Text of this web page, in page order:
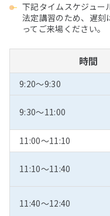
下記タイムスケジュー
法定講習のため、遅刻
ってご来場ください。
時間
9:20～9:30
9:30～11:00
11:00～11:10
11:10～11:40
11:40～12:40